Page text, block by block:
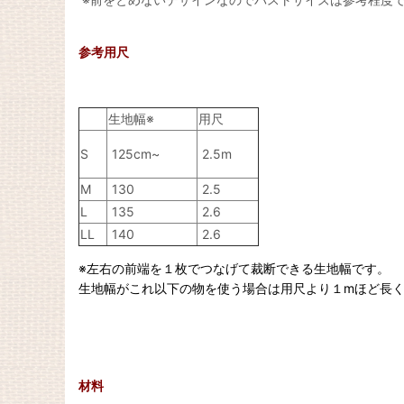
参考用尺
生地幅※ 用尺
S 125cm~ 2.5m
M 130
2.5
L
135
2.6
LL
140 2.6
※左右の前端を１枚でつなげて裁断できる生地幅です。
生地幅がこれ以下の物を使う場合は用尺より１mほど長く
材料